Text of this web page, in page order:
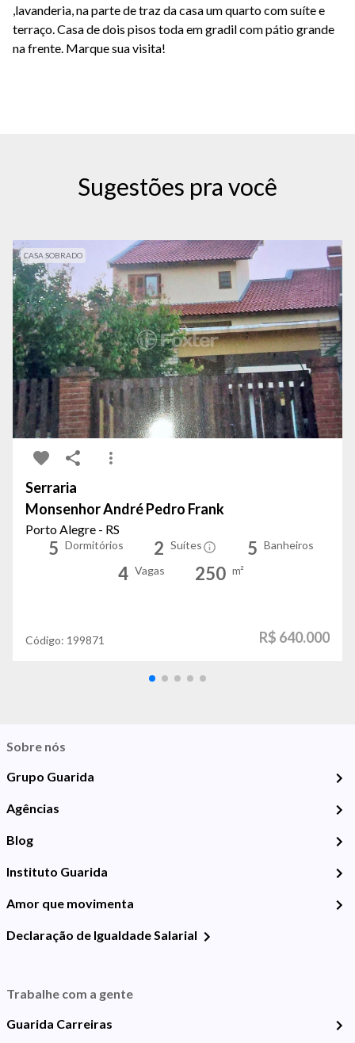
,lavanderia, na parte de traz da casa um quarto com suíte e
terraço. Casa de dois pisos toda em gradil com pátio grande
na frente. Marque sua visita!
Sugestões pra você
CASA SOBRADO
Serraria
Monsenhor André Pedro Frank
Porto Alegre - RS
5 Dormitórios 2 Suítes 5 Banheiros
4 Vagas 250 m²
Código: 199871 R$ 640.000
Sobre nós
Grupo Guarida
Agências
Blog
Instituto Guarida
Amor que movimenta
Declaração de Igualdade Salarial
Trabalhe com a gente
Guarida Carreiras